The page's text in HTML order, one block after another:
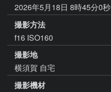
2026年5月18日 8時45分0秒
撮影方法
f16 ISO160
撮影地
横須賀 自宅
撮影機材